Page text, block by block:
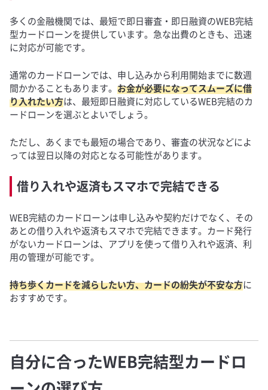
多くの金融機関では、最短で即日審査・即日融資のWEB完結
型カードローンを提供しています。急な出費のときも、迅速
に対応が可能です。
通常のカードローンでは、申し込みから利用開始までに数週
間かかることもあります。 お金が必要になってスムーズに借
り入れたい方は、最短即日融資に対応しているWEB完結のカ
ードローンを選ぶとよいでしょう。
ただし、あくまでも最短の場合であり、審査の状況などによ
っては翌日以降の対応となる可能性があります。
借り入れや返済もスマホで完結できる
WEB完結のカードローンは申し込みや契約だけでなく、その
あとの借り入れや返済もスマホで完結できます。カード発行
がないカードローンは、アプリを使って借り入れや返済、利
用の管理が可能です。
持ち歩くカードを減らしたい方、カードの紛失が不安な方に
おすすめです。
自分に合ったWEB完結型カードロ